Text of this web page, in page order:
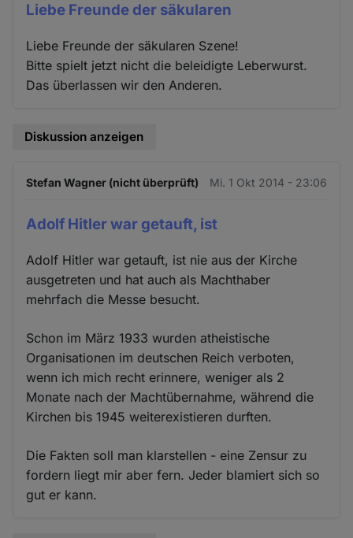
Liebe Freunde der säkularen
Liebe Freunde der säkularen Szene!
Bitte spielt jetzt nicht die beleidigte Leberwurst.
Das überlassen wir den Anderen.
Diskussion anzeigen
Stefan Wagner (nicht überprüft) Mi. 1 Okt 2014 - 23:06
Adolf Hitler war getauft, ist
Adolf Hitler war getauft, ist nie aus der Kirche
ausgetreten und hat auch als Machthaber
mehrfach die Messe besucht.
Schon im März 1933 wurden atheistische
Organisationen im deutschen Reich verboten,
wenn ich mich recht erinnere, weniger als 2
Monate nach der Machtübernahme, während die
Kirchen bis 1945 weiterexistieren durften.
Die Fakten soll man klarstellen - eine Zensur zu
fordern liegt mir aber fern. Jeder blamiert sich so
gut er kann.